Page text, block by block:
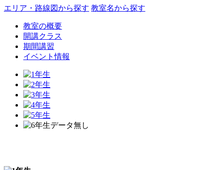
エリア・路線図から探す 教室名から探す
教室の概要
開講クラス
期間講習
イベント情報